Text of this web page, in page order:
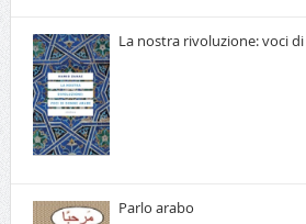
La nostra rivoluzione: voci
Parlo arabo